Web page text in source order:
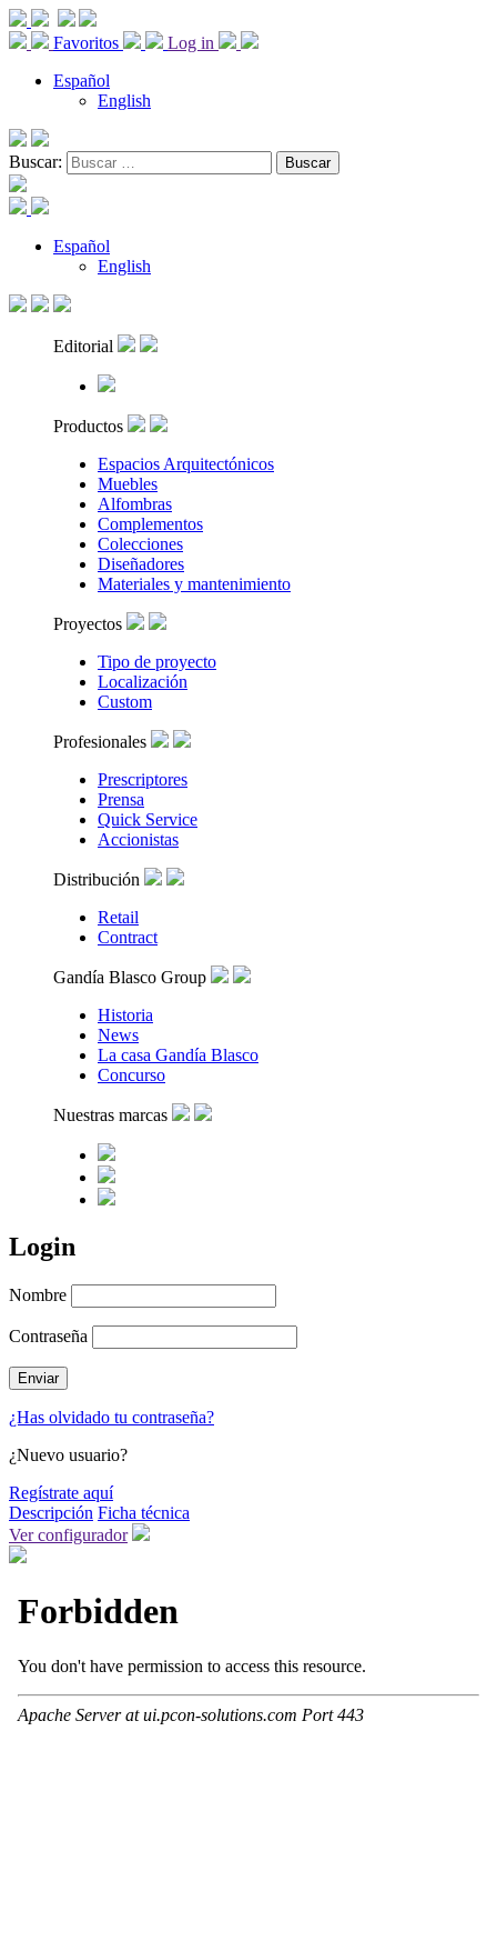
Favoritos
Log in
Español
English
Buscar:
Español
English
Editorial
Productos
Espacios Arquitectónicos
Muebles
Alfombras
Complementos
Colecciones
Diseñadores
Materiales y mantenimiento
Proyectos
Tipo de proyecto
Localización
Custom
Profesionales
Prescriptores
Prensa
Quick Service
Accionistas
Distribución
Retail
Contract
Gandía Blasco Group
Historia
News
La casa Gandía Blasco
Concurso
Nuestras marcas
Login
Nombre
Contraseña
¿Has olvidado tu contraseña?
¿Nuevo usuario?
Regístrate aquí
Descripción Ficha técnica
Ver configurador